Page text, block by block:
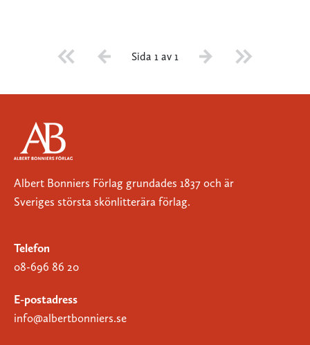
Sida 1 av 1
Albert Bonniers Förlag grundades 1837 och är
Sveriges största skönlitterära förlag.
Telefon
08-696 86 20
E-postadress
info@albertbonniers.se